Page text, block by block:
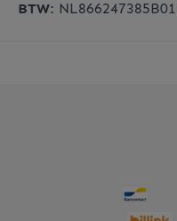
BTW: NL866247385B01